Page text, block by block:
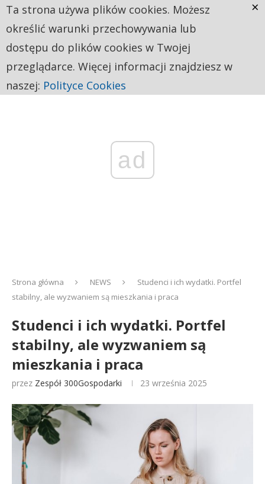
ad
Strona główna NEWS
Studenci i ich wydatki. Portfel
stabilny, ale wyzwaniem są mieszkania i praca
Studenci i ich wydatki. Portfel
stabilny, ale wyzwaniem są
mieszkania i praca
przez Zespół 300Gospodarki 23 września 2025
Ta strona używa plików cookies. Możesz
określić warunki przechowywania lub
dostępu do plików cookies w Twojej
przeglądarce. Więcej informacji znajdziesz w
naszej: Polityce Cookies
×